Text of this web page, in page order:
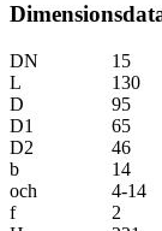
DN 15
L
130
D
95
D1
65
D2
46
b
14
och
4-14
f
2